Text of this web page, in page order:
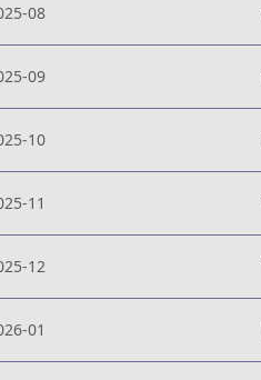
08
09
10
11
12
01